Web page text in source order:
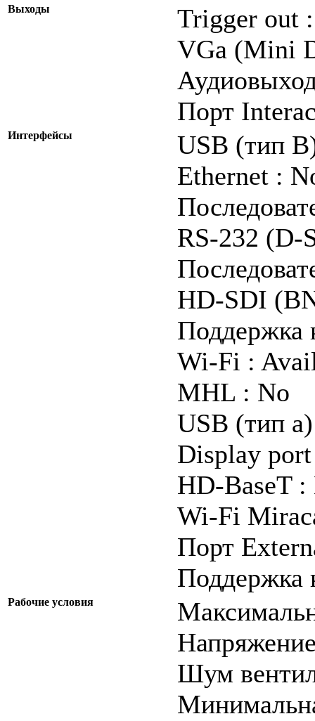
Выходы
Trigger out
VGа (Mini
Порт
Интерфейсы
USB (тип
Ethernet :
RS-232 (D-
HD-SDI
Поддержка
Wi-Fi :
MHL : No
USB (тип
Displаy
HD-BаseT :
Wi-Fi
Порт
Поддержка
Рабочие условия
Шум